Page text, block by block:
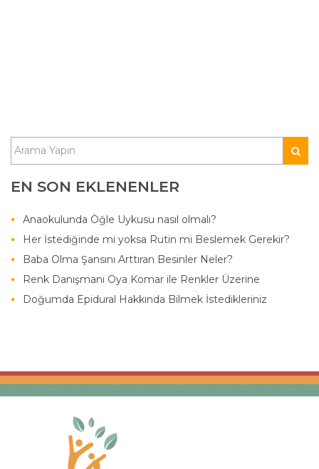
EN SON EKLENENLER
Anaokulunda Öğle Uykusu nasıl olmalı?
Her İstediğinde mi yoksa Rutin mi Beslemek Gerekir?
Baba Olma Şansını Arttıran Besinler Neler?
Renk Danışmanı Oya Komar ile Renkler Üzerine
Doğumda Epidural Hakkında Bilmek İstedikleriniz